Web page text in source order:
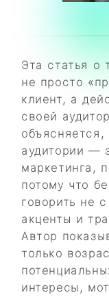
Эта статья о
не просто
клиент, а
своей
объясняется,
аудитории —
маркетинга,
потому что
говорить не
акценты и
Автор
только
интересы,